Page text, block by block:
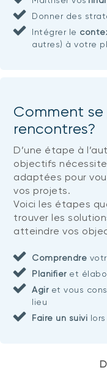
Donner des
Intégrer le
autres) à votre
Comment
rencontres?
D’une étape à
objectifs
adaptées pour
vos projets.
Voici les étapes
trouver les
atteindre vos
Comprendre
Planifieret
Agiret vous
lieu
Faire un suivi